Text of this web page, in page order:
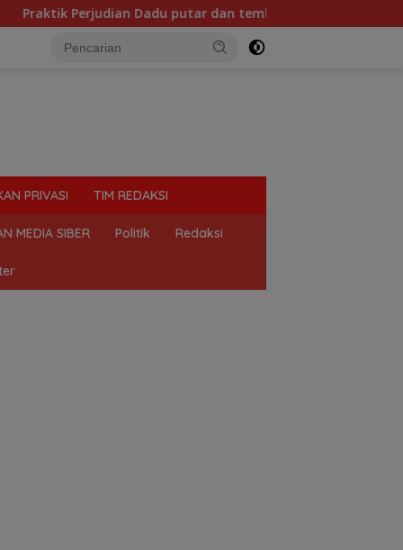
putar dan tembak ikan, marak di Binjai, Mahasiswa
PRIVASI TIM REDAKSI
MEDIA SIBER Politik Redaksi